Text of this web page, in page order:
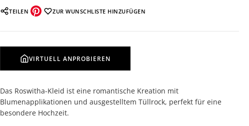
TEILEN ZUR WUNSCHLISTE HINZUFÜGEN
VIRTUELL ANPROBIEREN
Das Roswitha-Kleid ist eine romantische Kreation mit
Blumenapplikationen und ausgestelltem Tüllrock, perfekt für eine
besondere Hochzeit.